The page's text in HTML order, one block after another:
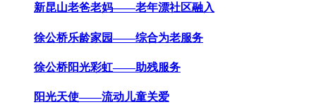
新昆山老爸老妈——老年漂社区融入
徐公桥乐龄家园——综合为老服务
徐公桥阳光彩虹——助残服务
阳光天使——流动儿童关爱